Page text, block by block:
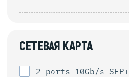
СЕТЕВАЯ КАРТА
2 ports 10Gb/s SFP+